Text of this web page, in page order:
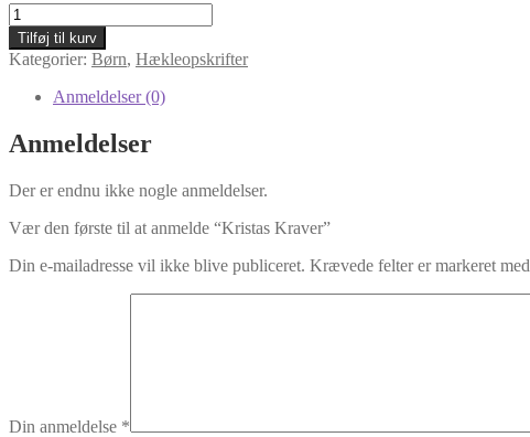
Kristas
Kraver
antal
Tilføj til kurv
Kategorier: Børn, Hækleopskrifter
Anmeldelser (0)
Anmeldelser
Der er endnu ikke nogle anmeldelser.
Vær den første til at anmelde “Kristas Kraver”
Din e-mailadresse vil ikke blive publiceret. Krævede felter er markeret med
Din anmeldelse *